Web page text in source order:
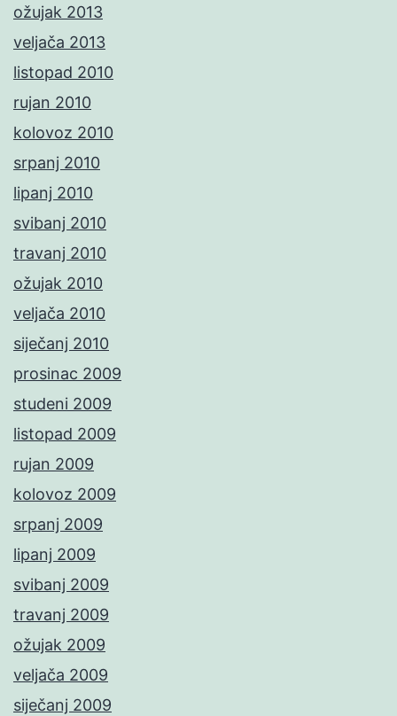
ožujak 2013
veljača 2013
listopad 2010
rujan 2010
kolovoz 2010
srpanj 2010
lipanj 2010
svibanj 2010
travanj 2010
ožujak 2010
veljača 2010
siječanj 2010
prosinac 2009
studeni 2009
listopad 2009
rujan 2009
kolovoz 2009
srpanj 2009
lipanj 2009
svibanj 2009
travanj 2009
ožujak 2009
veljača 2009
siječanj 2009